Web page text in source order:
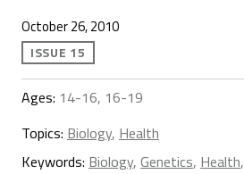
October 26, 2010
ISSUE 15
Ages: 14-16, 16-19
Topics: Biology, Health
Keywords: Biology, Genetics, Health,